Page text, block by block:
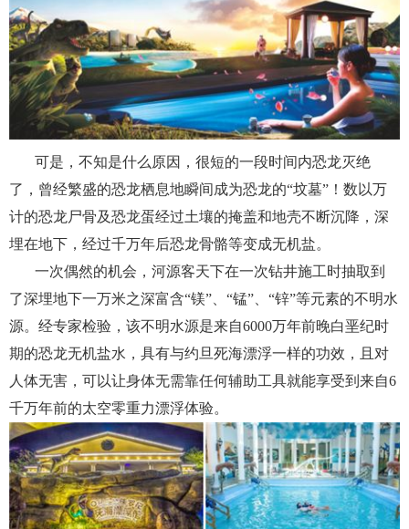
可是，不知是什么原因，很短的一段时间内恐龙灭绝
了，曾经繁盛的恐龙栖息地瞬间成为恐龙的“坟墓”！数以万
计的恐龙尸骨及恐龙蛋经过土壤的掩盖和地壳不断沉降，深
埋在地下，经过千万年后恐龙骨骼等变成无机盐。
一次偶然的机会，河源客天下在一次钻井施工时抽取到
了深埋地下一万米之深富含“镁”、“锰”、“锌”等元素的不明水
源。经专家检验，该不明水源是来自6000万年前晚白垩纪时
期的恐龙无机盐水，具有与约旦死海漂浮一样的功效，且对
人体无害，可以让身体无需靠任何辅助工具就能享受到来自6
千万年前的太空零重力漂浮体验。